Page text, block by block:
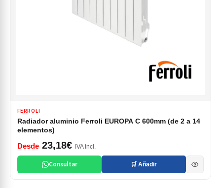
FERROLI
Radiador aluminio Ferroli EUROPA C 600mm (de 2 a 14
elementos)
Desde 23,18€ IVA incl.
Consultar 🛒 Añadir